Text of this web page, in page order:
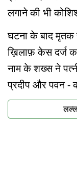
लगाने की भी
घटना के बाद मृतक
ख़िलाफ़ केस दर्ज
नाम के शख्स ने
प्रदीप और पवन -